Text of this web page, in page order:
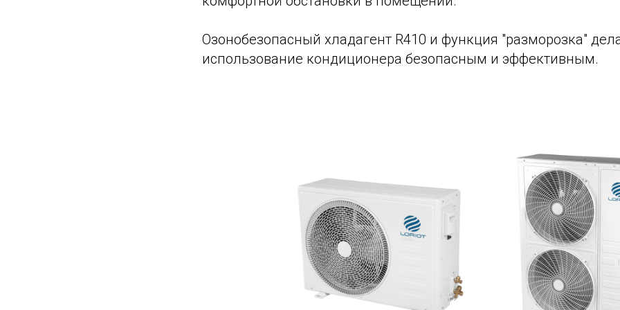
Озонобезопасный хладагент R410 и функция "разморозка"
использование кондиционера безопасным и эффективным.